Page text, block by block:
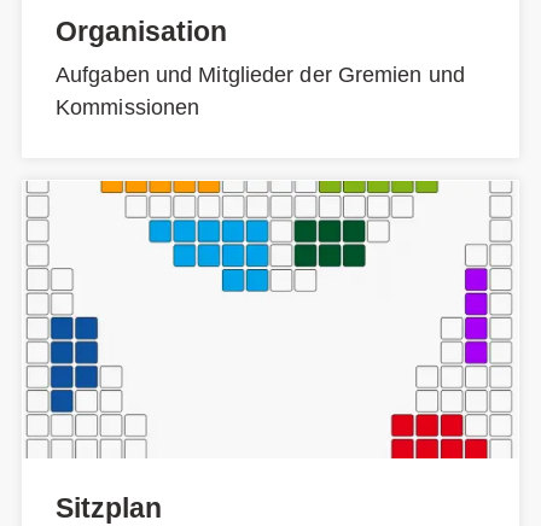
Organisation
Aufgaben und Mitglieder der Gremien und
Kommissionen
Sitzplan